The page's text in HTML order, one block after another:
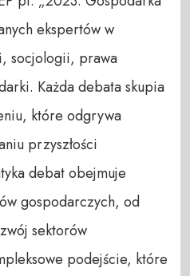
ekspertów w
socjologii, prawa
Każda debata skupia
które odgrywa
przyszłości
debat obejmuje
gospodarczych, od
sektorów
podejście, które